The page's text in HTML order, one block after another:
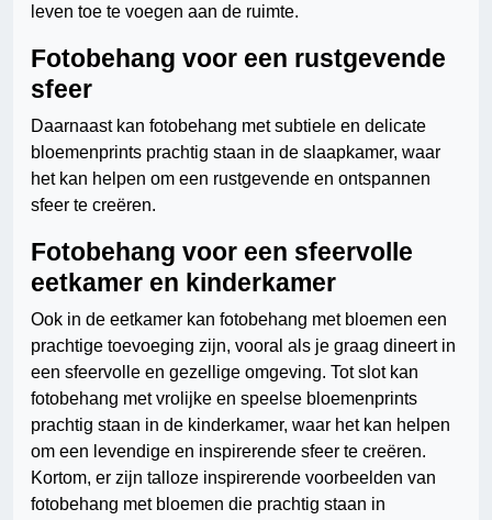
leven toe te voegen aan de ruimte.
Fotobehang voor een rustgevende
sfeer
Daarnaast kan fotobehang met subtiele en delicate
bloemenprints prachtig staan in de slaapkamer, waar
het kan helpen om een rustgevende en ontspannen
sfeer te creëren.
Fotobehang voor een sfeervolle
eetkamer en kinderkamer
Ook in de eetkamer kan fotobehang met bloemen een
prachtige toevoeging zijn, vooral als je graag dineert in
een sfeervolle en gezellige omgeving. Tot slot kan
fotobehang met vrolijke en speelse bloemenprints
prachtig staan in de kinderkamer, waar het kan helpen
om een levendige en inspirerende sfeer te creëren.
Kortom, er zijn talloze inspirerende voorbeelden van
fotobehang met bloemen die prachtig staan in